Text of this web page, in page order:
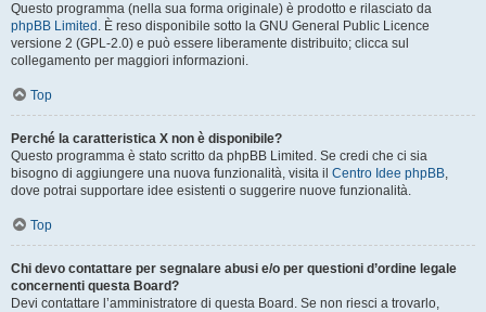
Questo programma (nella sua forma originale) è prodotto e rilasciato da
phpBB Limited . È reso disponibile sotto la GNU General Public Licence
versione 2 (GPL-2.0) e può essere liberamente distribuito; clicca sul
collegamento per maggiori informazioni.
Top
Perché la caratteristica X non è disponibile?
Questo programma è stato scritto da phpBB Limited. Se credi che ci sia
bisogno di aggiungere una nuova funzionalità, visita il Centro Idee phpBB,
dove potrai supportare idee esistenti o suggerire nuove funzionalità.
Top
Chi devo contattare per segnalare abusi e/o per questioni d’ordine legale
concernenti questa Board?
Devi contattare l’amministratore di questa Board. Se non riesci a trovarlo,